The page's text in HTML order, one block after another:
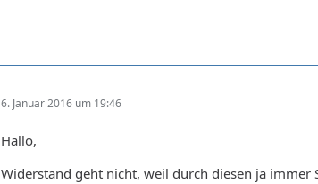
6. Januar 2016 um 19:46
Hallo,
Widerstand geht nicht, weil durch diesen ja